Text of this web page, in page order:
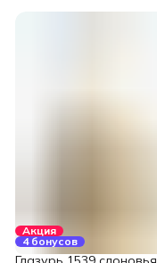
Акция
4 бонусов